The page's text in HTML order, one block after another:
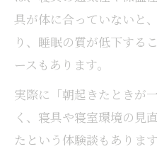
具が体に合っていないと
り、睡眠の質が低下する
ースもあります。
実際に「朝起きたときが
く、寝具や寝室環境の見
たという体験談もありま